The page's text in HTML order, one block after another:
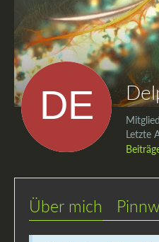
Letzte
Über mich